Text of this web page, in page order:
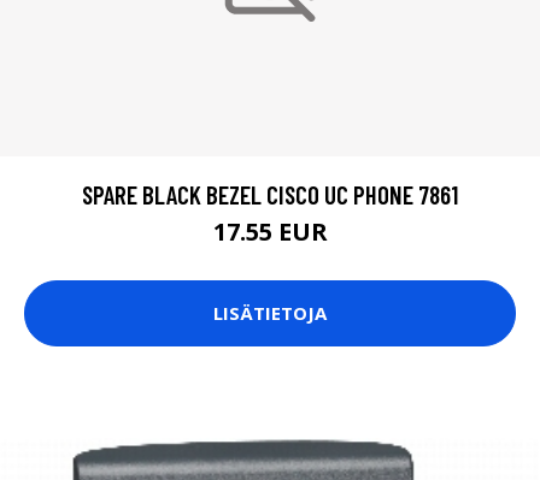
SPARE BLACK BEZEL CISCO UC PHONE 7861
17.55 EUR
LISÄTIETOJA